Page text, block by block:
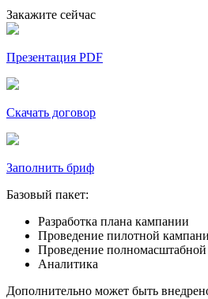
Закажите сейчас
Презентация PDF
Скачать договор
Заполнить бриф
Базовый пакет:
Разработка плана кампании
Проведение пилотной
Проведение
Аналитика
Дополнительно может быть